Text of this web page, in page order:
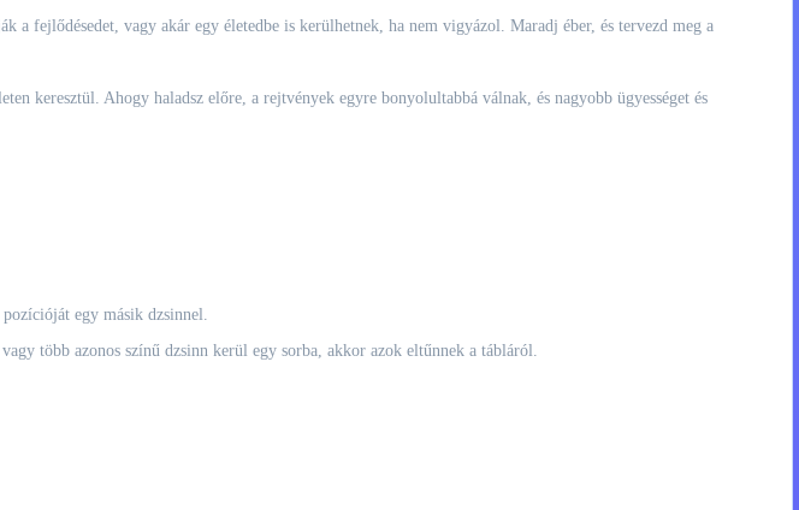
a fejlődésedet, vagy akár egy életedbe is kerülhetnek, ha nem vigyázol. Maradj éber, és tervezd meg a
keresztül. Ahogy haladsz előre, a rejtvények egyre bonyolultabbá válnak, és nagyobb ügyességet és
egy másik dzsinnel.
több azonos színű dzsinn kerül egy sorba, akkor azok eltűnnek a tábláról.